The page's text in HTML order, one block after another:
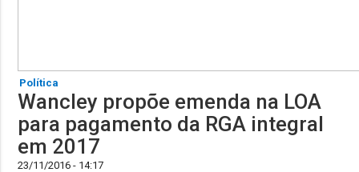
Política
Wancley propõe emenda na LOA
para pagamento da RGA integral
em 2017
23/11/2016 - 14:17